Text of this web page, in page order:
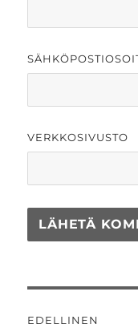
VERKKOSIVUSTO
EDELLINEN